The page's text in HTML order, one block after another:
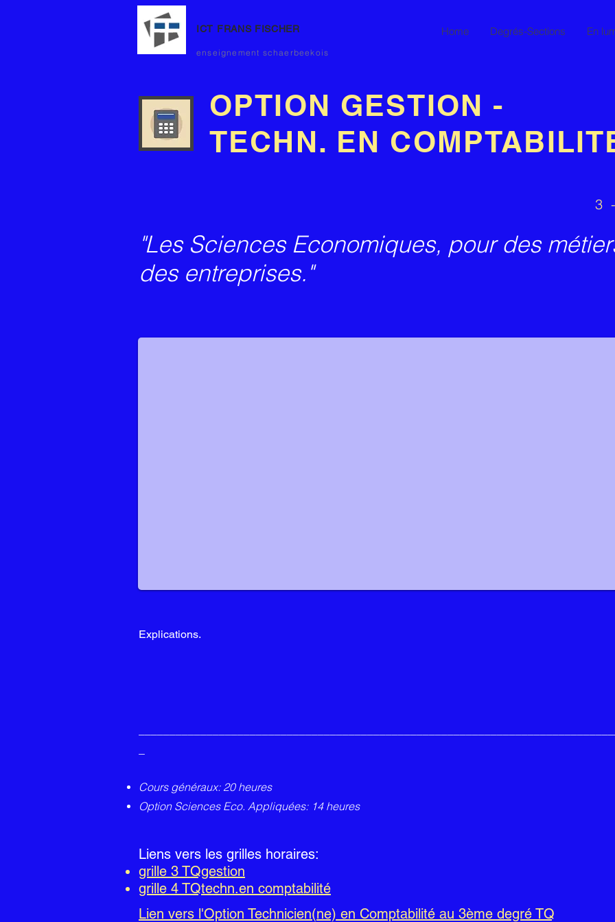
Home Degrés-Sections En
ICT FRANS FISCHER
enseignement schaerbeekois
OPTION GESTION -
TECHN. EN
3
"Les Sciences Economiques, pour des
des entreprises."
Explications.
Cours généraux: 20 heures
Option Sciences Eco. Appliquées: 14 heures
Liens vers les grilles horaires:
grille 3 TQgestion
grille 4 TQtechn.en comptabilité
Lien vers l'Option Technicien(ne) en Comptabilité au 3ème degré TQ